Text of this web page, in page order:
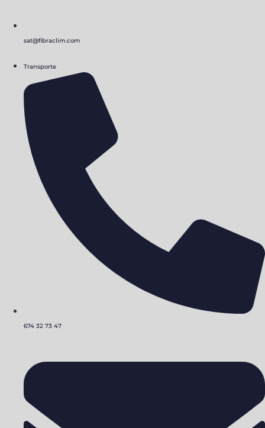
sat@fibraclim.com
Transporte
674 32 73 47